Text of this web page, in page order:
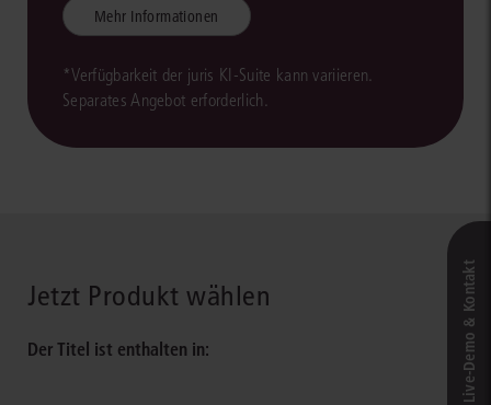
Mehr Informationen
*Verfügbarkeit der juris KI-Suite kann variieren.
Separates Angebot erforderlich.
Jetzt Produkt wählen
Der Titel ist enthalten in: Live‑Demo & Kontakt